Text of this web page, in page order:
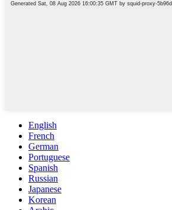
English
French
German
Portuguese
Spanish
Russian
Japanese
Korean